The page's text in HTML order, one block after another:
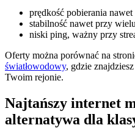
prędkość pobierania nawet
stabilność nawet przy
niski ping, ważny przy
Oferty można porównać na
światłowodowy, gdzie
Twoim rejonie.
Najtańszy internet
alternatywa dla